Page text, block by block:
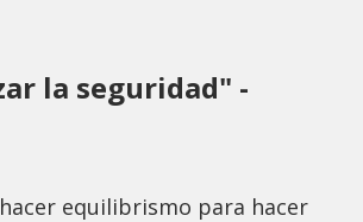
la seguridad" -
equilibrismo para hacer